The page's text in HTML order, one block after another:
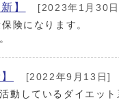
】
[2023年1月30
険になります。
[2022年9月13日]
動しているダイエッ